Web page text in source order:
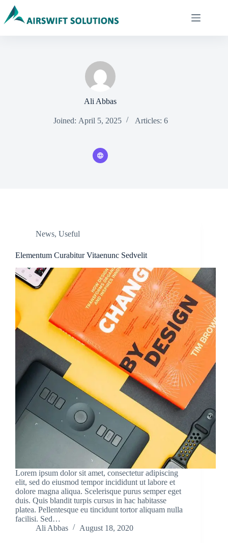
content
Ali Abbas
Joined: April 5, 2025 Articles: 6
News, Useful
Elementum Curabitur Vitaenunc Sedvelit
Lorem ipsum dolor sit amet, consectetur adipiscing
elit, sed do eiusmod tempor incididunt ut labore et
dolore magna aliqua. Scelerisque purus semper eget
duis. Quis blandit turpis cursus in hac habitasse
platea. Pellentesque eu tincidunt tortor aliquam nulla
facilisi. Sed…
Ali Abbas
August 18, 2020